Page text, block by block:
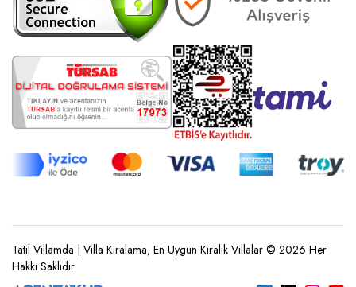
Tatil Villamda | Villa Kiralama, En Uygun Kiralık Villalar © 2026 Her
Hakkı Saklıdır.